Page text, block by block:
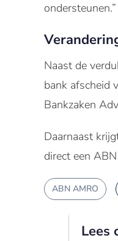
ondersteunen.”
Naast de
bank afscheid
Bankzaken
Daarnaast
direct een
ABN AMRO
Lees